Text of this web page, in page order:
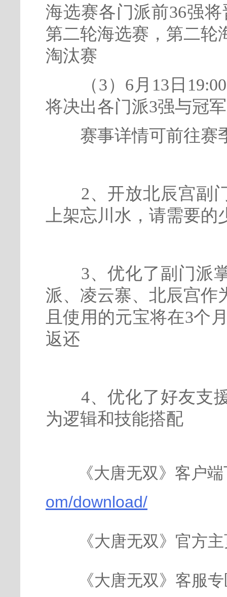
海选赛各门派前36强将
第二轮海选赛，第二轮
淘汰赛
（3）6月13日
将决出各门派3强与冠军
赛事详情可前往赛
2、开放北辰宫副门
上架忘川水，请需要的
3、优化了副门派掌
派、凌云寨、北辰宫作
且使用的元宝将在3个
返还
4、优化了好友支援
为逻辑和技能搭配
《大唐无双》客户端
om/download/
《大唐无双》官方主
《大唐无双》客服专